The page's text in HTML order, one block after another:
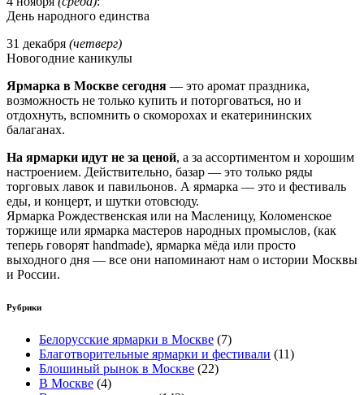
День народного единства
31 декабря (четверг)
Новогодние каникулы
Ярмарка в Москве сегодня — это аромат праздника,
возможность не только купить и поторговаться, но и
отдохнуть, вспомнить о скоморохах и екатерининских
балаганах.
На ярмарки идут не за ценой, а за ассортиментом и хорошим
настроением. Действительно, базар — это только ряды
торговых лавок и павильонов. А ярмарка — это и фестиваль
еды, и концерт, и шутки отовсюду.
Ярмарка Рождественская или на Масленицу, Коломенское
торжище или ярмарка мастеров народных промыслов, (как
теперь говорят handmade), ярмарка мёда или просто
выходного дня — все они напоминают нам о истории Москвы
и России.
Рубрики
Белорусские ярмарки в Москве (7)
Благотворительные ярмарки и фестивали (11)
Блошиный рынок в Москве (22)
В Москве (4)